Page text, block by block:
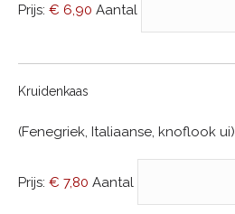
Prijs: € 6,90 Aantal
Kruidenkaas
(Fenegriek, Italiaanse, knoflook ui)
Prijs: € 7,80 Aantal